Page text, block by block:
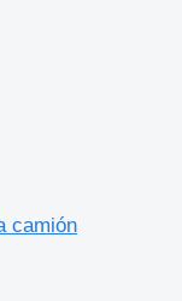
camión